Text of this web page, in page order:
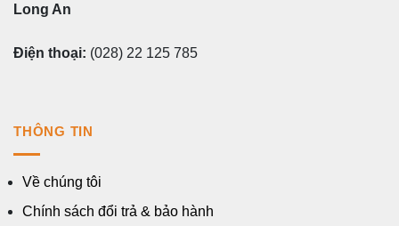
Long An
Điện thoại: (028) 22 125 785
THÔNG TIN
Về chúng tôi
Chính sách đổi trả & bảo hành